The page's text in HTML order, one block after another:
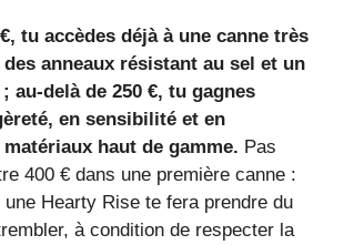
€, tu accèdes déjà à une canne très
anneaux résistant au sel et un
au‑delà de 250 €, tu gagnes
en sensibilité et en
haut de gamme. Pas
400 € dans une première canne :
une Hearty Rise te fera prendre du
à condition de respecter la